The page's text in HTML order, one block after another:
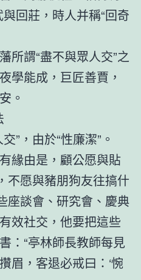
回莊，時人并稱“回奇
所謂“盡不與眾人交”之
學能成，巨匠善賈，
。
”，由於“性廉潔”。
緣由是，顧公愿與貼
不愿與豬朋狗友往搞什
座談會、研究會、慶典
效社交，他要把這些
：“亭林師長教師每見
眉，客退必戒曰：‘惋